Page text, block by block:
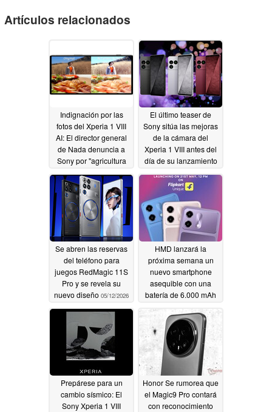
Artículos relacionados
Indignación por las
fotos del Xperia 1 VIII
AI: El director general
de Nada denuncia a
Sony por "agricultura
de compromiso"
05/15/2026
El último teaser de
Sony sitúa las mejoras
de la cámara del
Xperia 1 VIII antes del
día de su lanzamiento
05/12/2026
Se abren las reservas
del teléfono para
juegos RedMagic 11S
Pro y se revela su
nuevo diseño 05/12/2026
HMD lanzará la
próxima semana un
nuevo smartphone
asequible con una
batería de 6.000 mAh
05/11/2026
Prepárese para un
cambio sísmico: El
Sony Xperia 1 VIII
Honor Se rumorea que
el Magic9 Pro contará
con reconocimiento